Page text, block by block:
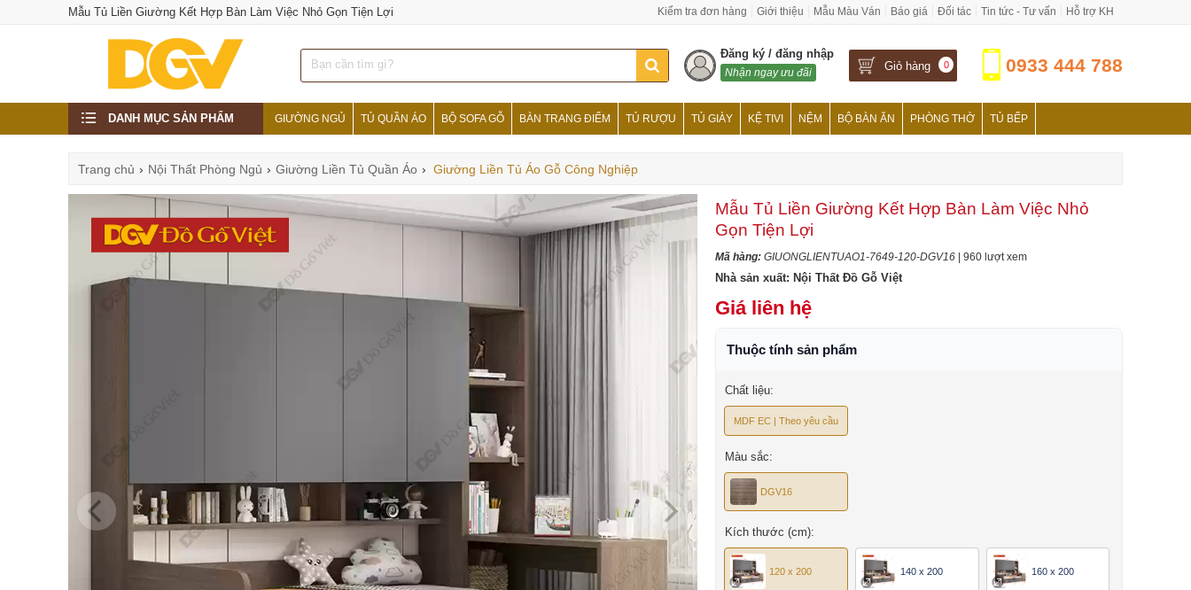
Mẫu Tủ Liền Giường Kết Hợp Bàn Làm Việc Nhỏ Gọn Tiện Lợi Kiểm tra đơn hàng Giới thiệu Mẫu Màu Ván Báo giá Đối tác Tin tức - Tư vấn Hỗ trợ KH
Đăng ký / đăng nhập
Nhận ngay ưu đãi Giỏ hàng 0 0933 444 788
DANH MỤC SẢN PHẨM GIƯỜNG NGỦ TỦ QUẦN ÁO BỘ SOFA GỖ BÀN TRANG ĐIỂM TỦ RƯỢU TỦ GIÀY KỆ TIVI NỆM BỘ BÀN ĂN PHÒNG THỜ TỦ BẾP
Trang chủ › Nội Thất Phòng Ngủ › Giường Liền Tủ Quần Áo › Giường Liền Tủ Áo Gỗ Công Nghiệp
Mẫu Tủ Liền Giường Kết Hợp Bàn Làm Việc Nhỏ
Gọn Tiện Lợi
Mã hàng: GIUONGLIENTUAO1-7649-120-DGV16 | 960 lượt xem
Nhà sản xuất: Nội Thất Đồ Gỗ Việt
Giá liên hệ
Thuộc tính sản phẩm
Chất liệu:
MDF EC | Theo yêu cầu
Màu sắc:
DGV16
Kích thước (cm):
120 x 200 140 x 200 160 x 200